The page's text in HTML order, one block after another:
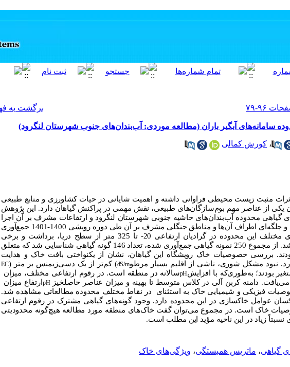
برگشت به
سامانه‌های آبگیر باران (مطالعه موردی: آب‌بندان‌های جنوب شهرستان لنگرود)
، کورش کمالی
مثبت زیست محیطی فراوانی داشته و اهمیت شایانی در حیات کشاورزی و منابع طبیعی
یکی از عناصر مهم بوم‌سازگان‌های طبیعی، نقش مهمی در پراکنش گیاهان دارد. این پژوهش
گیاهی محدوده آب‌بندان‌های حاشیه جنوبی شهرستان لنگرود و ارتفاعات مشرف بر آن اجرا
و جلگه‌ای اطراف آن‌ها و مناطق جنگلی مشرف بر آن طی دوره
رویشی 1400-1401 جمع‌آوری
شد. نمونه‌های خاک از افق سطحی رویشگاه‌های مختلف این محدوده در گرادیان ارتفاعی 20- تا 325 متر از سطح دریا، برداشت و برخی
آن‌ها اندازه‌گیری شد. از مجموع 250 نمونه گیاهی جمع‌آوری شده، تعداد 146 گونه گیاهی شناسایی شد که متعلق
جنس و 146 گونه گیاهی بودند. بررسی خصوصیات خاک رویشگاه این گیاهان، نشان از یکنواختی بافت خاک و هدایت
EC) کم‌تر از یک دسی‌زیمنس بر متر (dS/mنبود مشکل شوری، ناشی از اقلیم بسیار مرطو
سالانه در منطقه است. در رقوم ارتفاعی مختلف، میزانpHخنثی (78/6) تا به شدت اسیدی (03/4) متغیر بودند؛ به‌طوری‌که با افزایش
ارتفاع میزان pHدامنه کربن آلی در کلاس متوسط تا بهینه و میزان عناصر حاصلخیز
فیزیکی و شیمیایی خاک به استثنای
در نقاط مختلف محدوده مطالعاتی مشاهده شد.
عوامل خاکسازی در این محدوده دارد. وجود گونه‌های گیاهی مشترک در رقوم ارتفاعی
خاک است. در مجموع می‌توان گفت خاک‌های منطقه مورد مطالعه هیچ‌گونه محدودیتی
نسبتاً زیاد در این ناحیه مؤید این مطلب است.
گیاهی، ماتریس همبستگی، ویژگی‌های خاک